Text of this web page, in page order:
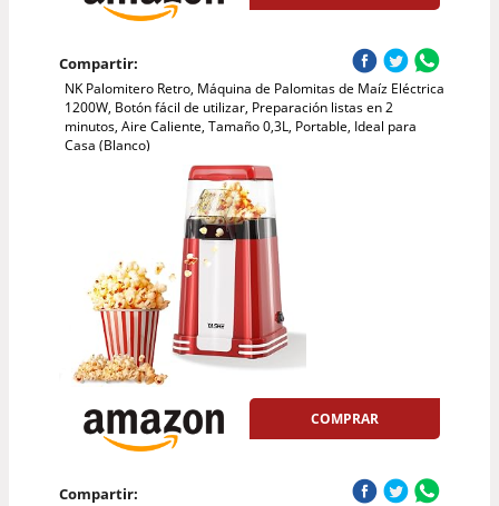
Compartir:
NK Palomitero Retro, Máquina de Palomitas de Maíz Eléctrica
1200W, Botón fácil de utilizar, Preparación listas en 2
minutos, Aire Caliente, Tamaño 0,3L, Portable, Ideal para
Casa (Blanco)
COMPRAR
Compartir: